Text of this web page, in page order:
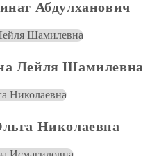
Абдулханович
Лейля Шамилевна
Николаевна